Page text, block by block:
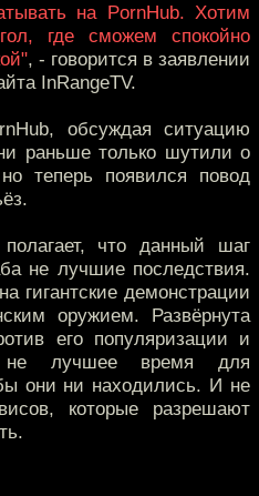
на PornHub. Хотим
где сможем спокойно
, - говорится в заявлении
InRangeTV.
обсуждая ситуацию
раньше только шутили о
теперь появился повод
что данный шаг
не лучшие последствия.
гигантские демонстрации
оружием. Развёрнута
его популяризации и
не лучшее время для
они ни находились. И не
которые разрешают